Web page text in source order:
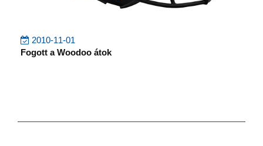
2010-11-01
Fogott a Woodoo átok